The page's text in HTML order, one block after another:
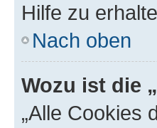
Hilfe zu
Nach oben
Wozu ist die
„Alle Cookies